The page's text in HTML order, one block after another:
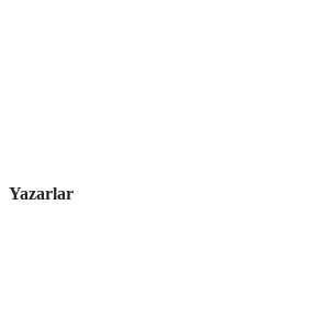
Yazarlar